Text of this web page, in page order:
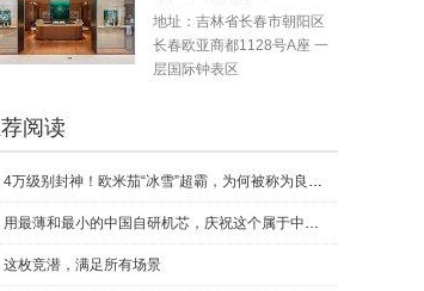
地址：吉林省长春市朝阳区
长春欧亚商都1128号A座 一
层国际钟表区
阅读
4万级别封神！欧米茄“冰雪”超霸，为何被称为良心神作？
用最薄和最小的中国自研机芯，庆祝这个属于中国的火马年
这枚竞潜，满足所有场景